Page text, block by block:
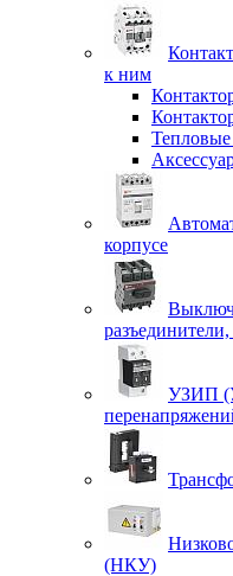
к ним
Тепловые
корпусе
УЗИП
(НКУ)